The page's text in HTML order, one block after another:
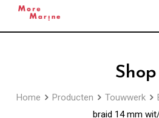
Shop
Home Producten Touwwerk
braid 14 mm